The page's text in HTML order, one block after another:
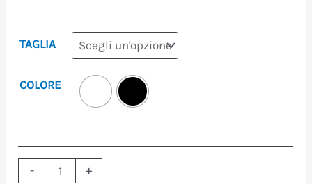
TAGLIA
COLORE
- +